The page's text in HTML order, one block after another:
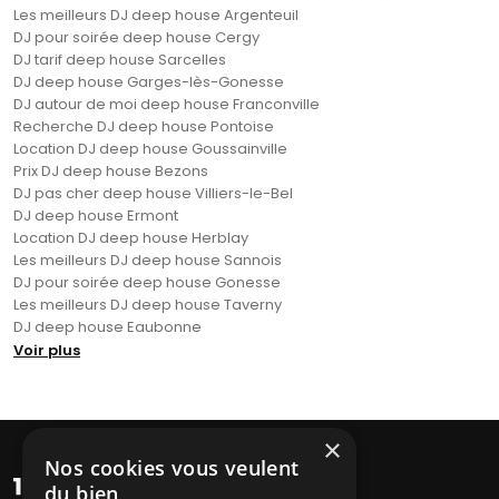
Les meilleurs DJ deep house Argenteuil
DJ pour soirée deep house Cergy
DJ tarif deep house Sarcelles
DJ deep house Garges-lès-Gonesse
DJ autour de moi deep house Franconville
Recherche DJ deep house Pontoise
Location DJ deep house Goussainville
Prix DJ deep house Bezons
DJ pas cher deep house Villiers-le-Bel
DJ deep house Ermont
Location DJ deep house Herblay
Les meilleurs DJ deep house Sannois
DJ pour soirée deep house Gonesse
Les meilleurs DJ deep house Taverny
DJ deep house Eaubonne
Voir plus
×
Nos cookies vous veulent
du bien